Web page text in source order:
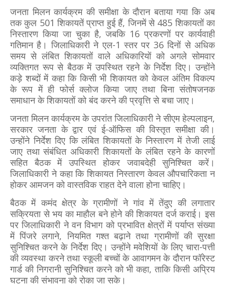
जनता मिलन कार्यक्रम की समीक्षा के दौरान बताया गया कि अब
तक कुल 501 शिकायतें प्राप्त हुई हैं, जिनमें से 485 शिकायतों का
निस्तारण किया जा चुका है, जबकि 16 प्रकरणों पर कार्यवाही
गतिमान है। जिलाधिकारी ने एल-1 स्तर पर 36 दिनों से अधिक
समय से लंबित शिकायतों वाले अधिकारियों को अगले सोमवार
व्यक्तिगत रूप से बैठक में उपस्थित रहने के निर्देश दिए। उन्होंने
कड़े शब्दों में कहा कि किसी भी शिकायत को केवल अंतिम विकल्प
के रूप में ही फोर्स क्लोज किया जाए तथा बिना संतोषजनक
समाधान के शिकायतों को बंद करने की प्रवृत्ति से बचा जाए।
जनता मिलन कार्यक्रम के उपरांत जिलाधिकारी ने सीएम हेल्पलाइन,
सरकार जनता के द्वार एवं ई-ऑफिस की विस्तृत समीक्षा की।
उन्होंने निर्देश दिए कि लंबित शिकायतों के निस्तारण में तेजी लाई
जाए तथा संबंधित अधिकारी शिकायतों के लंबित रहने के कारणों
सहित बैठक में उपस्थित होकर जवाबदेही सुनिश्चित करें।
जिलाधिकारी ने कहा कि शिकायत निस्तारण केवल औपचारिकता न
होकर आमजन को वास्तविक राहत देने वाला होना चाहिए।
बैठक में कमंद क्षेत्र के ग्रामीणों ने गांव में तेंदुए की लगातार
सक्रियता से भय का माहौल बने होने की शिकायत दर्ज कराई। इस
पर जिलाधिकारी ने वन विभाग को प्रभावित क्षेत्रों में पर्याप्त संख्या
में पिंजरे लगाने, नियमित गश्त बढ़ाने तथा ग्रामीणों की सुरक्षा
सुनिश्चित करने के निर्देश दिए। उन्होंने मवेशियों के लिए चारा-पत्ती
की व्यवस्था करने तथा स्कूली बच्चों के आवागमन के दौरान फॉरेस्ट
गार्ड की निगरानी सुनिश्चित करने को भी कहा, ताकि किसी अप्रिय
घटना की संभावना को रोका जा सके।